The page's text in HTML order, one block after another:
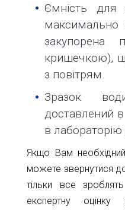
Ємність для
максимально
закупорена
кришечкою),
з повітрям.
Зразок
доставлений
в
Якщо Вам
можете звернутися
тільки все
експертну оцінку